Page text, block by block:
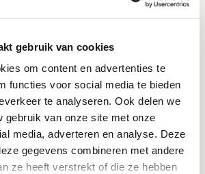
gebruik van cookies
om content en advertenties te
functies voor social media te bieden
te analyseren. Ook delen we
gebruik van onze site met onze
media, adverteren en analyse. Deze
gegevens combineren met andere
ze heeft verstrekt of die ze hebben